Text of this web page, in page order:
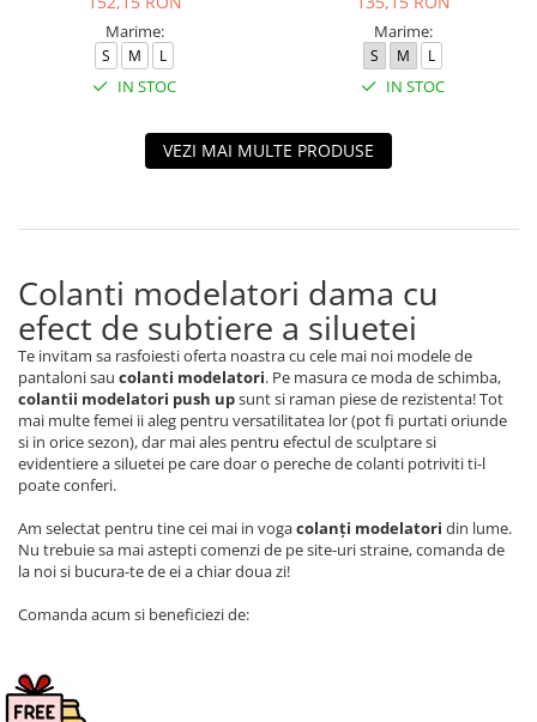
Marime:
S M L
IN STOC
Marime:
S M L
IN STOC
VEZI MAI MULTE PRODUSE
Colanti modelatori dama cu
efect de subtiere a siluetei
Te invitam sa rasfoiesti oferta noastra cu cele mai noi modele de
pantaloni sau colanti modelatori. Pe masura ce moda de schimba,
colantii modelatori push upsunt si raman piese de rezistenta! Tot
mai multe femei ii aleg pentru versatilitatea lor (pot fi purtati oriunde
si in orice sezon), dar mai ales pentru efectul de sculptare si
evidentiere a siluetei pe care doar o pereche de colanti potriviti ti-l
poate conferi.
Am selectat pentru tine cei mai in vogacolanți modelatori din lume.
Nu trebuie sa mai astepti comenzi de pe site-uri straine, comanda de
la noi si bucura-te de ei a chiar doua zi!
Comanda acum si beneficiezi de: